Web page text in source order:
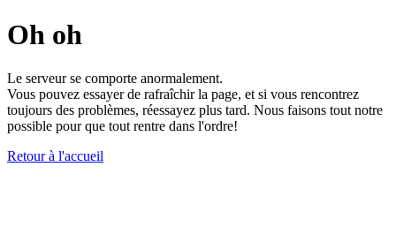
Oh oh
Le serveur se comporte anormalement.
Vous pouvez essayer de rafraîchir la page, et si vous rencontrez
toujours des problèmes, réessayez plus tard. Nous faisons tout notre
possible pour que tout rentre dans l'ordre!
Retour à l'accueil